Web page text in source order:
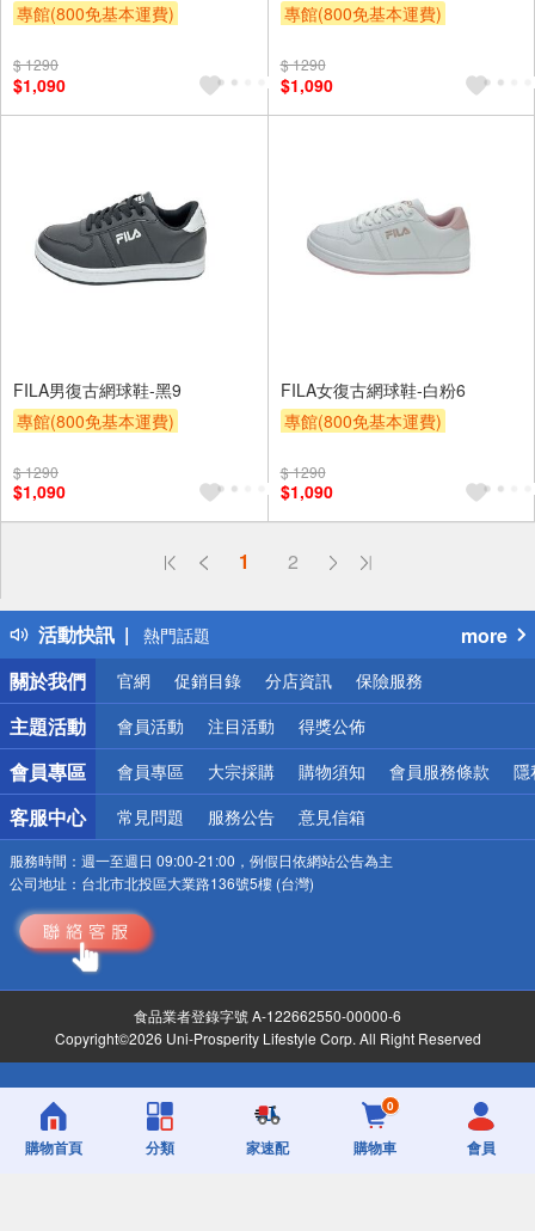
專館(800免基本運費)
$ 1290
$1,090
專館(800免基本運費)
$ 1290
$1,090
FILA男復古網球鞋-黑9
專館(800免基本運費)
$ 1290
$1,090
FILA女復古網球鞋-白粉6
專館(800免基本運費)
$ 1290
$1,090
1 2
活動快訊
偏遠地區配送
得獎公告
熱門話題
銀行優惠
偏遠地區配送
詐騙網頁！請小心！
more
關於我們
官網 促銷目錄 分店資訊 保險服務
主題活動 會員活動 注目活動 得獎公佈
會員專區 會員專區 大宗採購 購物須知 會員服務條款 隱
客服中心 常見問題 服務公告 意見信箱
服務時間： 週一至週日 09:00-21:00，例假日依網站公告為主
公司地址： 台北市北投區大業路136號5樓 (台灣)
食品業者登錄字號 A-122662550-00000-6
Copyright©2026 Uni-Prosperity Lifestyle Corp. All Right Reserved
購物首頁 分類 家速配
0
購物車 會員